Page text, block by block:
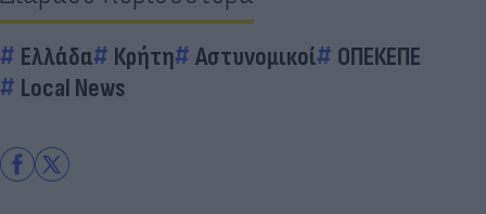
Ελλάδα Κρήτη Αστυνομικοί
ΟΠΕΚΕΠΕ
Local News